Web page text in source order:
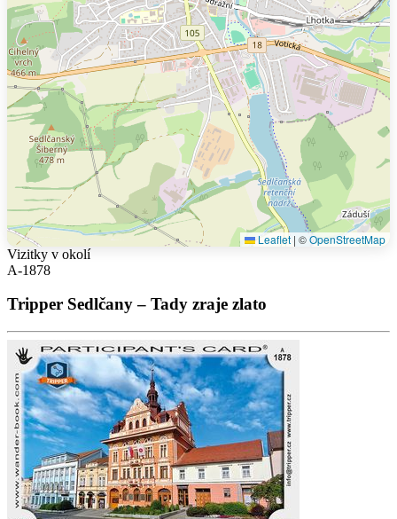
Leaflet | ©OpenStreetMap
Vizitky v okolí
A-1878
Tripper Sedlčany – Tady zraje zlato